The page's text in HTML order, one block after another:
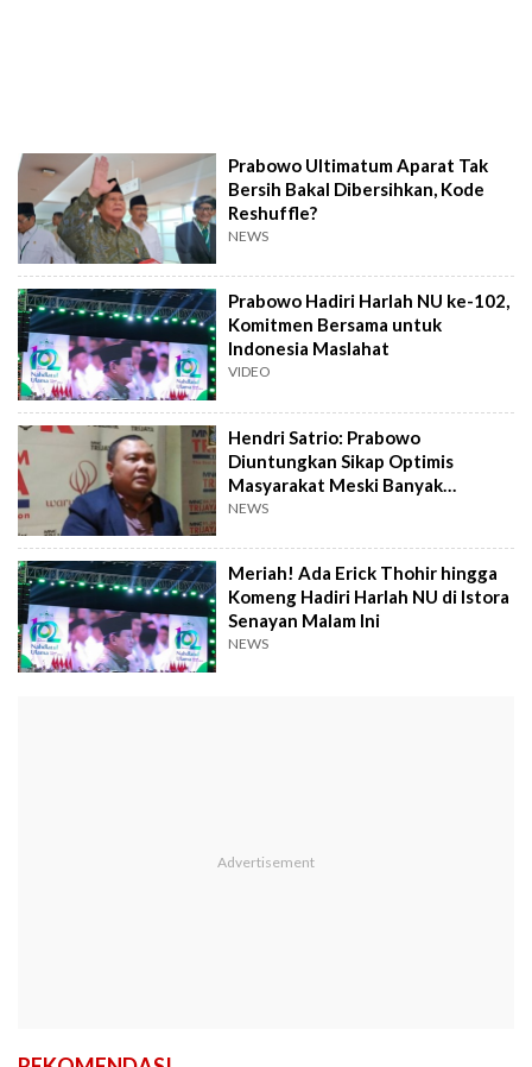
Prabowo Ultimatum Aparat Tak
Bersih Bakal Dibersihkan, Kode
Reshuffle?
NEWS
Prabowo Hadiri Harlah NU ke-102,
Komitmen Bersama untuk
Indonesia Maslahat
VIDEO
Hendri Satrio: Prabowo
Diuntungkan Sikap Optimis
Masyarakat Meski Banyak
Masalah
NEWS
Meriah! Ada Erick Thohir hingga
Komeng Hadiri Harlah NU di Istora
Senayan Malam Ini
NEWS